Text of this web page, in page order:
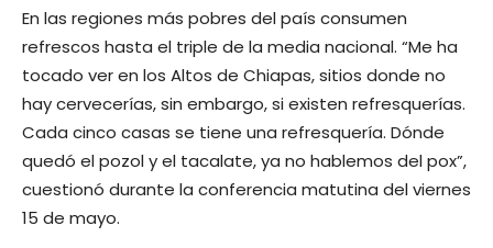
En las regiones más pobres del país consumen
refrescos hasta el triple de la media nacional. “Me ha
tocado ver en los Altos de Chiapas, sitios donde no
hay cervecerías, sin embargo, si existen refresquerías.
Cada cinco casas se tiene una refresquería. Dónde
quedó el pozol y el tacalate, ya no hablemos del pox”,
cuestionó durante la conferencia matutina del viernes
15 de mayo.